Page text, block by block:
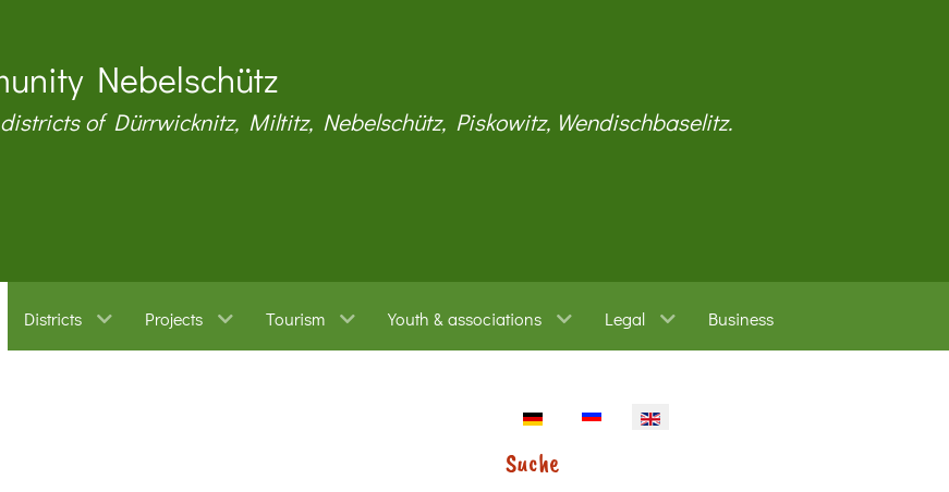
Nebelschütz
of Dürrwicknitz, Miltitz, Nebelschütz, Piskowitz, Wendischbaselitz.
Districts Projects Tourism Youth & associations Legal Business
Select your language
Suche